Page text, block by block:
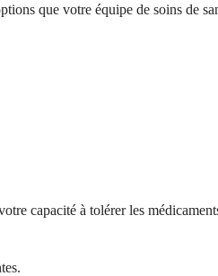
que votre équipe de soins de
capacité à tolérer les